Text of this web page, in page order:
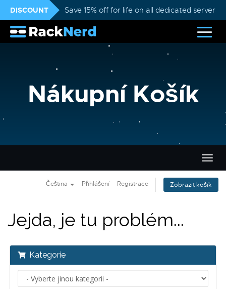
DISCOUNT Save 15% off for life on all dedicated servers
Nákupní Košík
Čeština Přihlášení Registrace Zobrazit košík
Jejda, je tu problém...
Kategorie